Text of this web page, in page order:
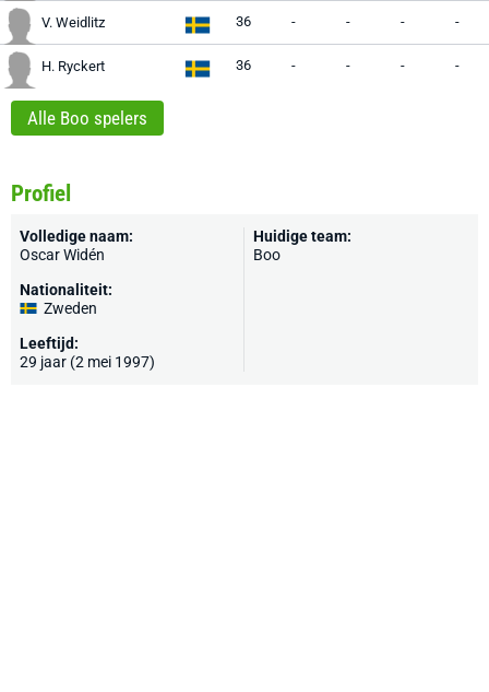
V. Weidlitz 36 - - - -
H. Ryckert 36 - - - -
Alle Boo spelers
Profiel
Volledige naam:
Oscar Widén
Nationaliteit:
Zweden
Leeftijd:
29 jaar (2 mei 1997)
Huidige team:
Boo